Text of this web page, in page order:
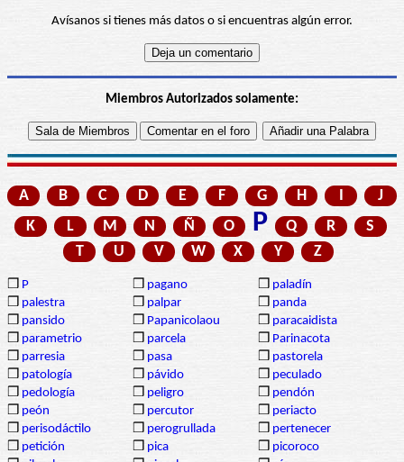
Avísanos si tienes más datos o si encuentras algún error.
Miembros Autorizados solamente:
A B C D E F G H I
J
K
L M N Ñ O P Q R
S
T
U V W X Y Z
❒ P ❒ pagano ❒ paladín
❒ palestra ❒ palpar ❒ panda
❒ pansido ❒ Papanicolaou ❒ paracaidista
❒ parametrio ❒ parcela ❒ Parinacota
❒ parresia ❒ pasa ❒ pastorela
❒ patología ❒ pávido ❒ peculado
❒ pedología ❒ peligro ❒ pendón
❒ peón ❒ percutor ❒ periacto
❒ perisodáctilo ❒ perogrullada ❒ pertenecer
❒ petición ❒ pica ❒ picoroco